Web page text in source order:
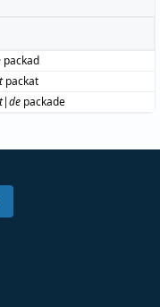
packad
packat
packade